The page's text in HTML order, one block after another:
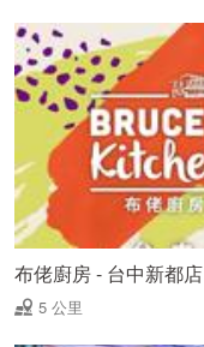
布佬廚房 - 台中新都店
5 公里